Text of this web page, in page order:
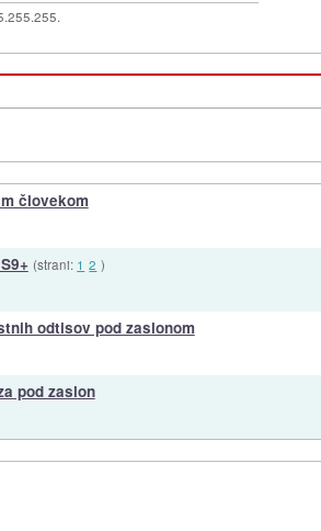
človekom
(strani: 1 2 )
odtisov pod zaslonom
pod zaslon